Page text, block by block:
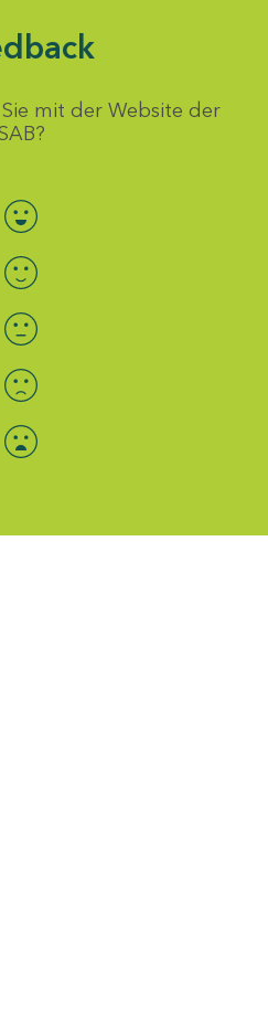
mit der Website der
Bewertung auswählen